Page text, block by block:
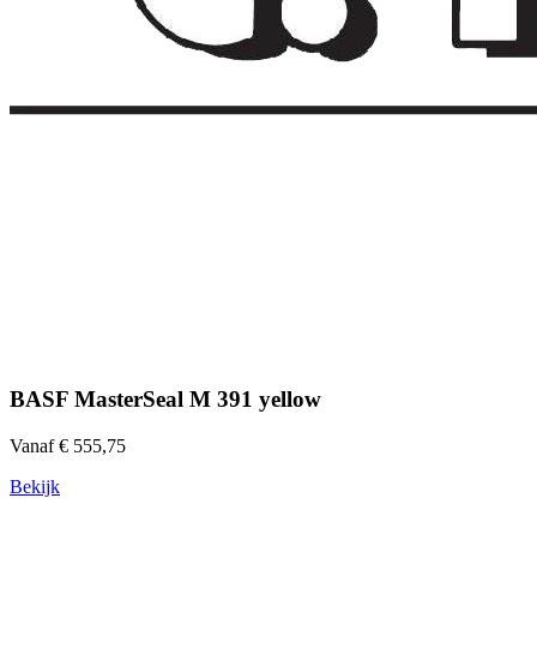
BASF MasterSeal M 391 yellow
Vanaf € 555,75
Bekijk